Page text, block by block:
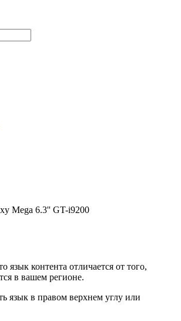
Mega 6.3'' GT-i9200
контента отличается от того,
в вашем регионе.
язык в правом верхнем углу или